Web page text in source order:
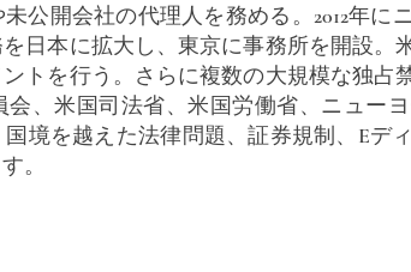
公開会社の代理人を務める。2012年に
日本に拡大し、東京に事務所を開設。
トを行う。さらに複数の大規模な独占
会、米国司法省、米国労働省、ニュー
境を越えた法律問題、証券規制、Eデ
。